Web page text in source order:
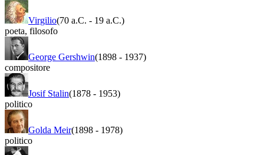
Virgilio(70 a.C. - 19 a.C.)
poeta, filosofo
George Gershwin(1898 - 1937)
compositore
Josif Stalin(1878 - 1953)
politico
Golda Meir(1898 - 1978)
politico